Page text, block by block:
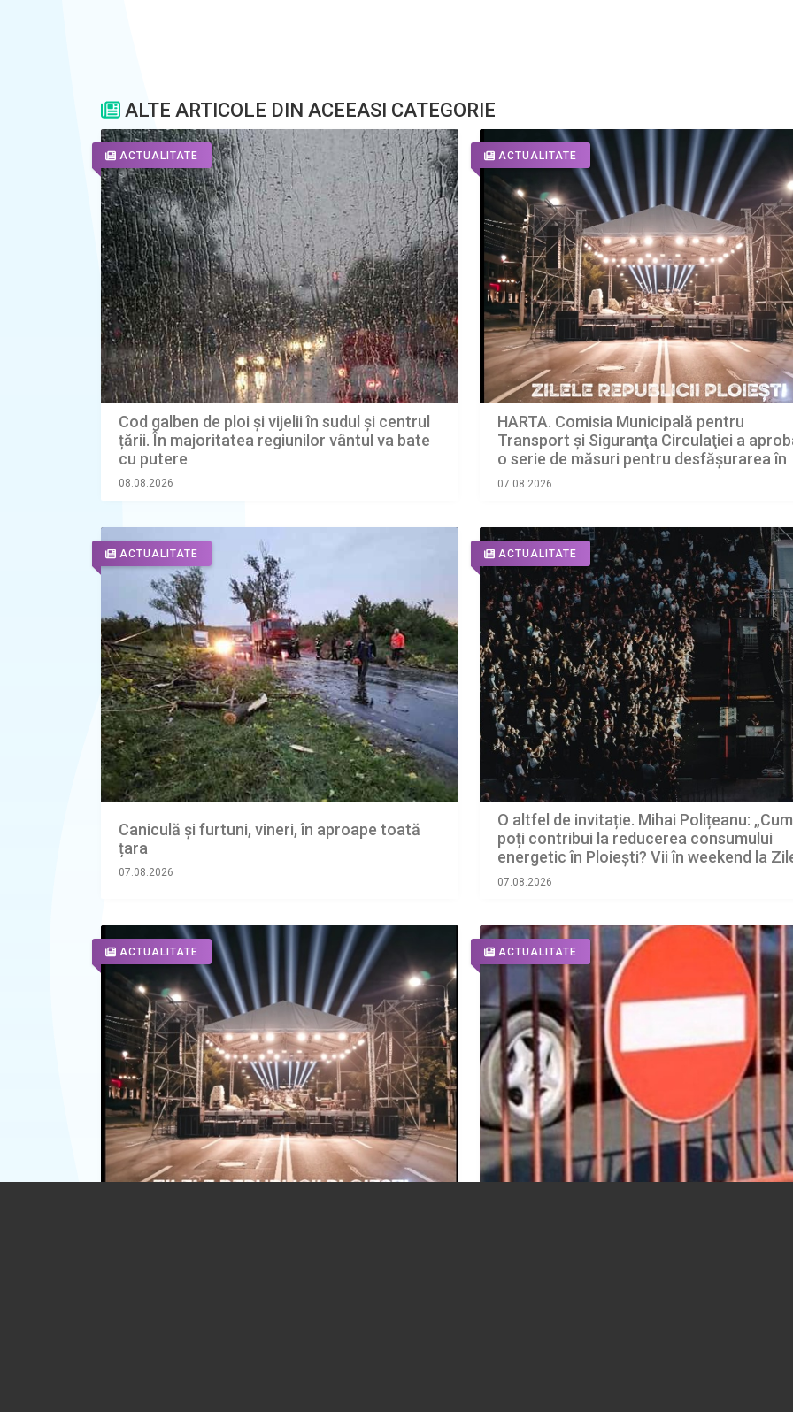
ALTE ARTICOLE DIN ACEEASI CATEGORIE
ACTUALITATE
Cod galben de ploi și vijelii în sudul și centrul
țării. În majoritatea regiunilor vântul va bate
cu putere
08.08.2026
ACTUALITATE
HARTA. Comisia Municipală pentru
Transport şi Siguranţa Circulaţiei a
o serie de măsuri pentru desfășurarea în
condiții optime a ZILELOR REPUBLICII, în
07.08.2026
ACTUALITATE
Caniculă și furtuni, vineri, în aproape toată
țara
07.08.2026
ACTUALITATE
O altfel de invitație. Mihai Polițeanu: „Cum
poți contribui la reducerea consumului
energetic în Ploiești? Vii în weekend la
Republicii
07.08.2026
ACTUALITATE ACTUALITATE